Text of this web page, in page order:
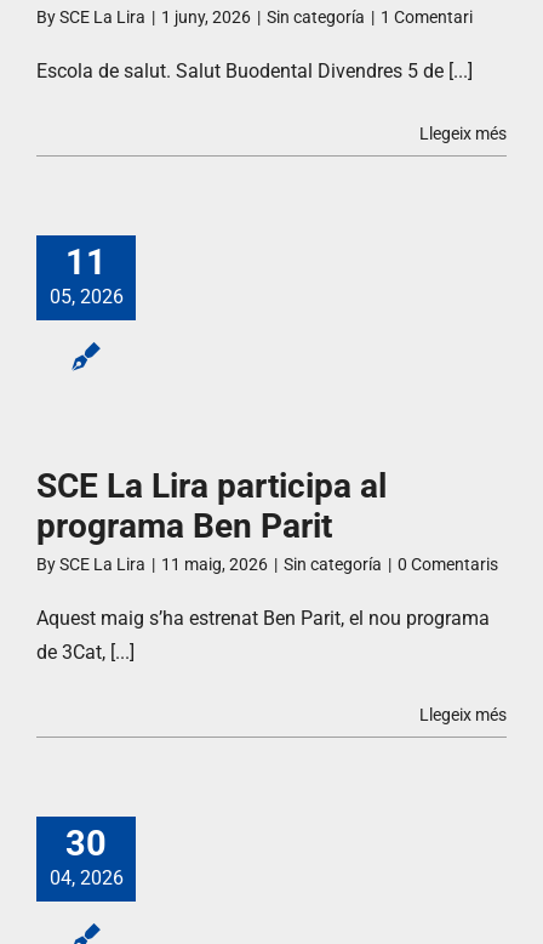
BySCE La Lira | 1 juny, 2026 | Sin categoría | 1 Comentari
Escola de salut. Salut Buodental Divendres 5 de [...]
Llegeix més
11
05, 2026
SCE La Lira participa al
programa Ben Parit
BySCE La Lira | 11 maig, 2026 | Sin categoría | 0 Comentaris
Aquest maig s’ha estrenat Ben Parit, el nou programa
de 3Cat, [...]
Llegeix més
30
04, 2026